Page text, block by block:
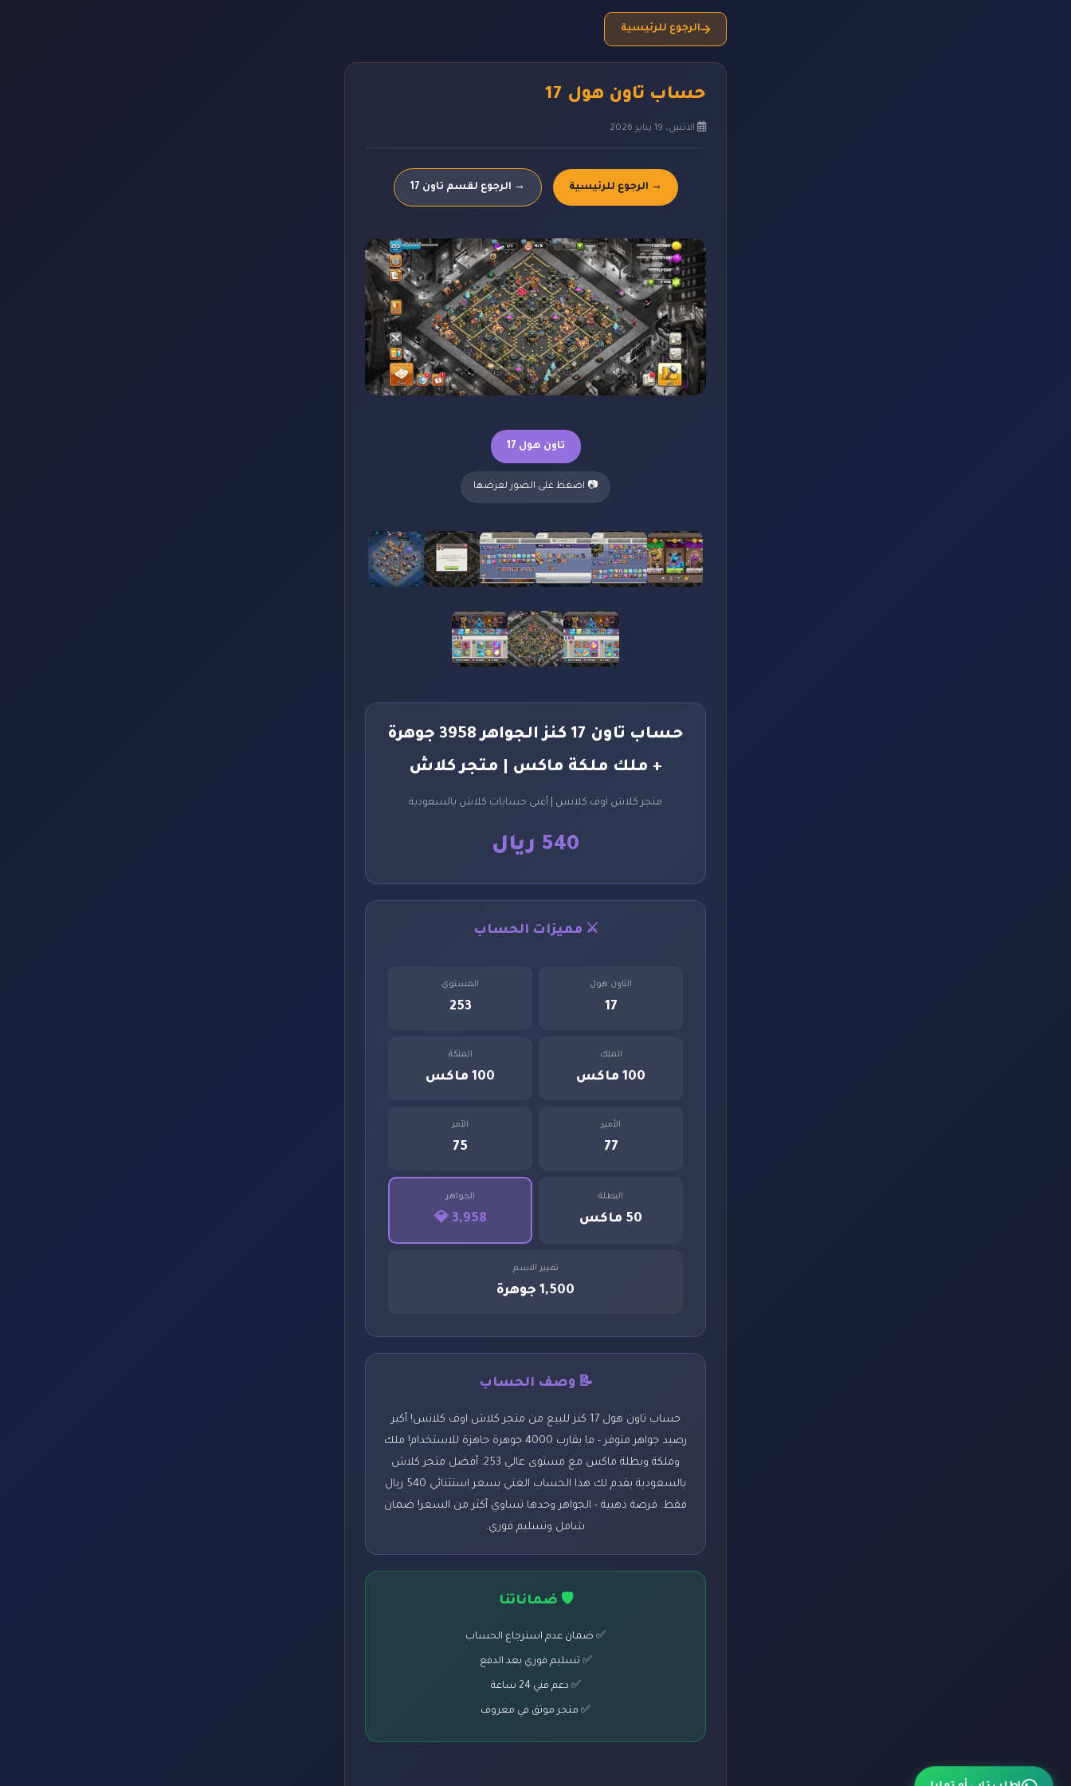
الرجوع للرئيسية
حساب تاون هول 17
الاثنين، 19 يناير 2026
→ الرجوع للرئيسية → الرجوع لقسم تاون 17
تاون هول 17
📷 اضغط على الصور لعرضها
حساب تاون 17 كنز الجواهر 3958 جوهرة
+ ملك ملكة ماكس | متجر كلاش
متجر كلاش اوف كلانس | أغنى حسابات كلاش بالسعودية
540 ريال
⚔️ مميزات الحساب
التاون هول
17
المستوى
253
الملك
100 ماكس
الملكة
100 ماكس
الأمير
77
الآمر
75
البطلة
50 ماكس
الجواهر
3,958 💎
تغيير الاسم
1,500 جوهرة
📝 وصف الحساب
حساب تاون هول 17 كنز للبيع من متجر كلاش اوف كلانس! أكبر
رصيد جواهر متوفر - ما يقارب 4000 جوهرة جاهزة للاستخدام! ملك
وملكة وبطلة ماكس مع مستوى عالي 253. أفضل متجر كلاش
بالسعودية يقدم لك هذا الحساب الغني بسعر استثنائي 540 ريال
فقط. فرصة ذهبية - الجواهر وحدها تساوي أكثر من السعر! ضمان
شامل وتسليم فوري.
🛡️ ضماناتنا
✅ ضمان عدم استرجاع الحساب
✅ تسليم فوري بعد الدفع
✅ دعم فني 24 ساعة
✅ متجر موثق في معروف